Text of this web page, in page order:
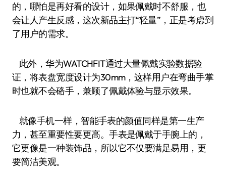
的，哪怕是再好看的设计，如果佩戴时不舒服，也
会让人产生反感，这次新品主打“轻量”，正是考虑到
了用户的需求。
此外，华为WATCHFIT通过大量佩戴实验数据验
证，将表盘宽度设计为30mm，这样用户在弯曲手掌
时也就不会硌手，兼顾了佩戴体验与显示效果。
就像手机一样，智能手表的颜值同样是第一生产
力，甚至重要性要更高。手表是佩戴于手腕上的，
它更像是一种装饰品，所以它不仅要满足易用，更
要简洁美观。